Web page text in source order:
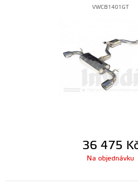
VWCB1401GT
36 475
Na objednávku